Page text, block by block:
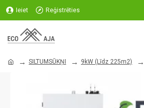
Ieiet Reģistrēties
SILTUMSŪKŅI 9kW (Līdz 225m2)